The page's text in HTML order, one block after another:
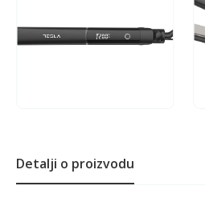
Detalji o proizvodu